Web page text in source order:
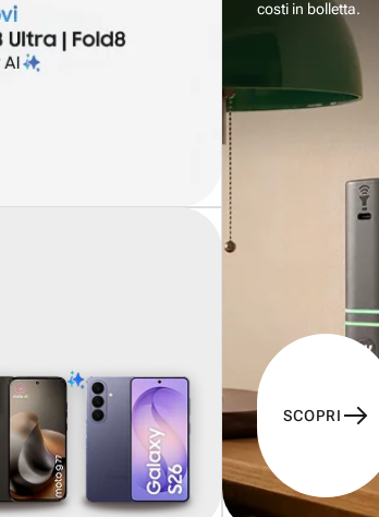
costi in bolletta.
SCOPRI